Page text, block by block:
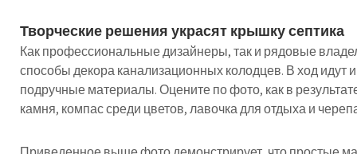
Творческие решения украсят крышку септика
Как профессиональные дизайнеры, так и рядовые
способы декора канализационных колодцев. В ход идут
подручные материалы. Оцените по фото, как в
камня, компас среди цветов, лавочка для отдыха и